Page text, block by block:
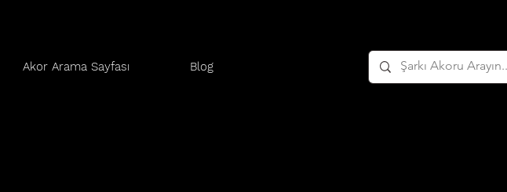
Akor Arama Sayfası Blog